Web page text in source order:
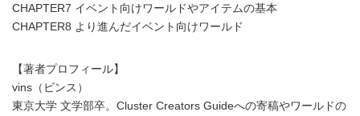
CHAPTER7 イベント向けワールドやアイテムの基本
CHAPTER8 より進んだイベント向けワールド
【著者プロフィール】
vins（ビンス）
東京大学 文学部卒。Cluster Creators Guideへの寄稿やワールドの